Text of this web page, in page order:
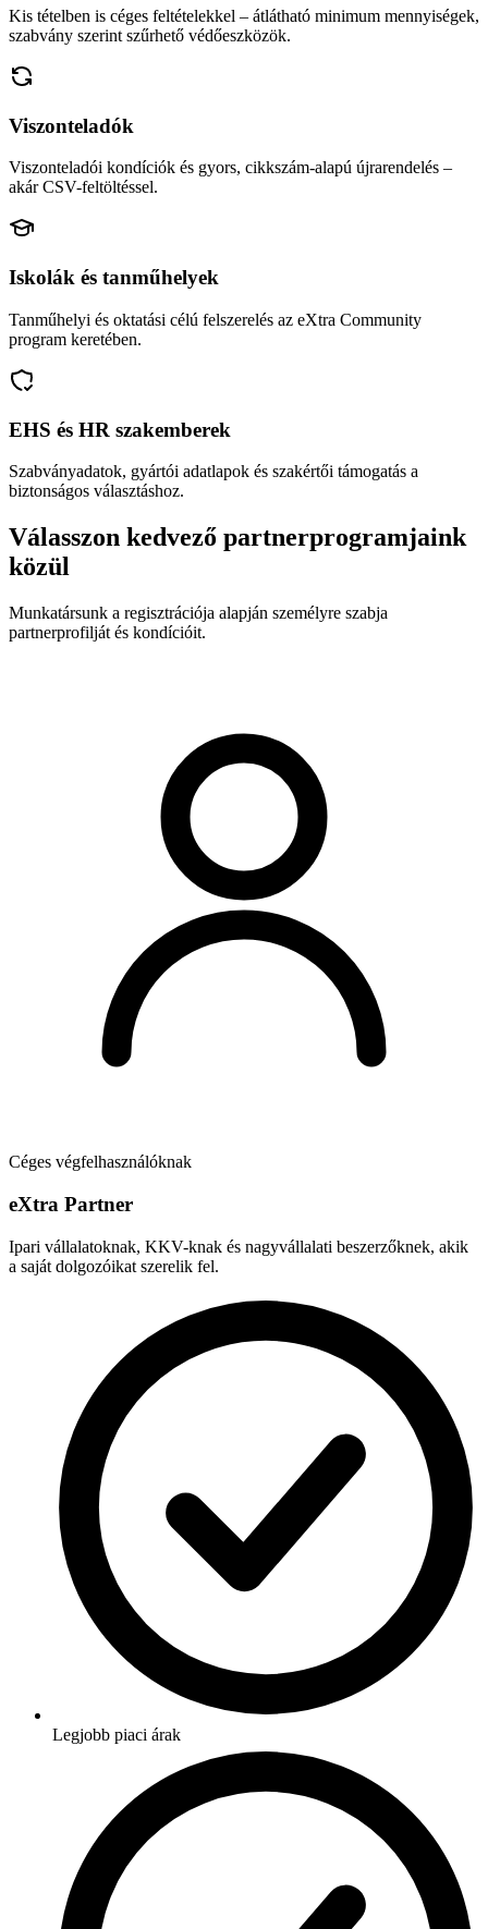
Kis tételben is céges feltételekkel – átlátható minimum mennyiségek,
szabvány szerint szűrhető védőeszközök.
Viszonteladók
Viszonteladói kondíciók és gyors, cikkszám-alapú újrarendelés –
akár CSV-feltöltéssel.
Iskolák és tanműhelyek
Tanműhelyi és oktatási célú felszerelés az eXtra Community
program keretében.
EHS és HR szakemberek
Szabványadatok, gyártói adatlapok és szakértői támogatás a
biztonságos választáshoz.
Válasszon kedvező partnerprogramjaink
közül
Munkatársunk a regisztrációja alapján személyre szabja
partnerprofilját és kondícióit.
Céges végfelhasználóknak
eXtra Partner
Ipari vállalatoknak, KKV-knak és nagyvállalati beszerzőknek, akik
a saját dolgozóikat szerelik fel.
Legjobb piaci árak